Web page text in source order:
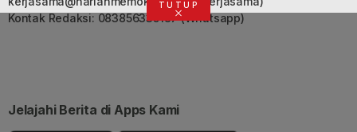
Kontak Redaksi: 083856335187 (Whatsapp)
Jelajahi Berita di Apps Kami
TUTUP